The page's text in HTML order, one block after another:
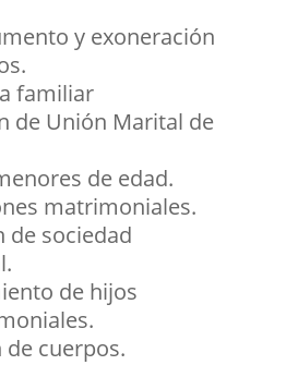
y exoneración
familiar
de Unión Marital de
de edad.
matrimoniales.
de sociedad
de hijos
de cuerpos.